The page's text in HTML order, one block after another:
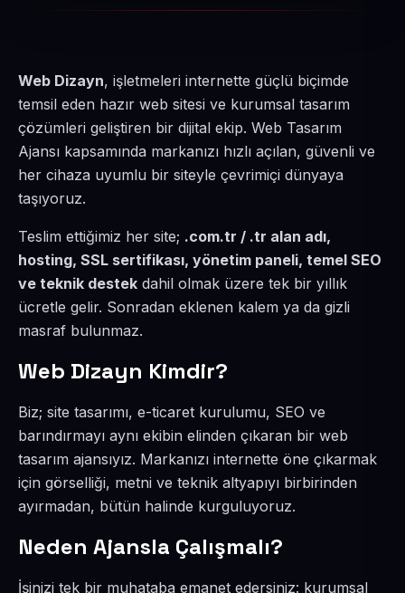
Web Dizayn, işletmeleri internette güçlü biçimde
temsil eden hazır web sitesi ve kurumsal tasarım
çözümleri geliştiren bir dijital ekip. Web Tasarım
Ajansı kapsamında markanızı hızlı açılan, güvenli ve
her cihaza uyumlu bir siteyle çevrimiçi dünyaya
taşıyoruz.
Teslim ettiğimiz her site; .com.tr / .tr alan adı,
hosting, SSL sertifikası, yönetim paneli, temel SEO
ve teknik destek dahil olmak üzere tek bir yıllık
ücretle gelir. Sonradan eklenen kalem ya da gizli
masraf bulunmaz.
Web Dizayn Kimdir?
Biz; site tasarımı, e-ticaret kurulumu, SEO ve
barındırmayı aynı ekibin elinden çıkaran bir web
tasarım ajansıyız. Markanızı internette öne çıkarmak
için görselliği, metni ve teknik altyapıyı birbirinden
ayırmadan, bütün halinde kurguluyoruz.
Neden Ajansla Çalışmalı?
İşinizi tek bir muhataba emanet edersiniz: kurumsal